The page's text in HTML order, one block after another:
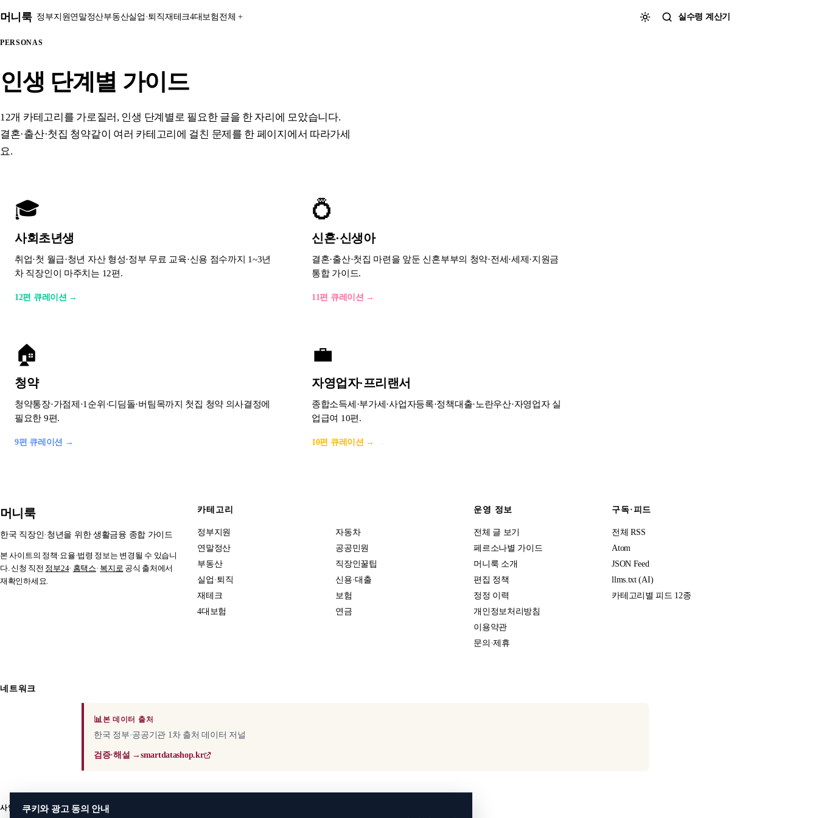
머니룩 정부지원연말정산부동산실업·퇴직재테크4대보험 전체 + 실수령 계산기
PERSONAS
인생 단계별 가이드
12개 카테고리를 가로질러, 인생 단계별로 필요한 글을 한 자리에 모았습니다.
결혼·출산·첫집 청약같이 여러 카테고리에 걸친 문제를 한 페이지에서 따라가세
요.
🎓
사회초년생
취업·첫 월급·청년 자산 형성·정부 무료 교육·신용 점수까지 1~3년
차 직장인이 마주치는 12편.
12편 큐레이션 →
💍
신혼·신생아
결혼·출산·첫집 마련을 앞둔 신혼부부의 청약·전세·세제·지원금
통합 가이드.
11편 큐레이션 →
🏠
청약
청약통장·가점제·1순위·디딤돌·버팀목까지 첫집 청약 의사결정에
필요한 9편.
9편 큐레이션 →
💼
자영업자·프리랜서
종합소득세·부가세·사업자등록·정책대출·노란우산·자영업자 실
업급여 10편.
10편 큐레이션 →
머니룩
한국 직장인·청년을 위한 생활금융 종합 가이드
본 사이트의 정책·요율·법령 정보는 변경될 수 있습니
다. 신청 직전 정부24· 홈택스· 복지로 공식 출처에서
재확인하세요.
카테고리
정부지원
연말정산
부동산
실업·퇴직
재테크
4대보험
자동차
공공민원
직장인꿀팁
신용·대출
보험
연금
운영 정보
전체 글 보기
페르소나별 가이드
머니룩 소개
편집 정책
정정 이력
개인정보처리방침
이용약관
문의·제휴
구독·피드
전체 RSS
Atom
JSON Feed
llms.txt (AI)
카테고리별 피드 12종
네트워크
📊본 데이터 출처
한국 정부·공공기관 1차 출처 데이터 저널
검증·해설 → smartdatashop.kr
사업자 정보쿠키와 광고 동의 안내